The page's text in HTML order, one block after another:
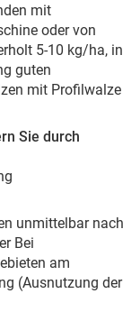
mit
oder von
5-10 kg/ha, in
guten
mit Profilwalze
Sie durch
unmittelbar nach
Bei
am
(Ausnutzung der